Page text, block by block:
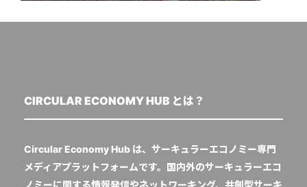
CIRCULAR ECONOMY HUB とは？
Circular Economy Hub は、サーキュラーエコノミー専門
メディアプラットフォームです。国内外のサーキュラーエコ
ノミーに関する情報発信やネットワーキング、共創型サーキ